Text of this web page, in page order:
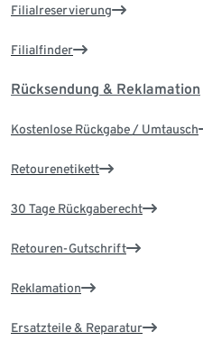
Filialreservierung
Filialfinder
Rücksendung & Reklamation
Kostenlose Rückgabe / Umtausch
Retourenetikett
30 Tage Rückgaberecht
Retouren-Gutschrift
Reklamation
Ersatzteile & Reparatur